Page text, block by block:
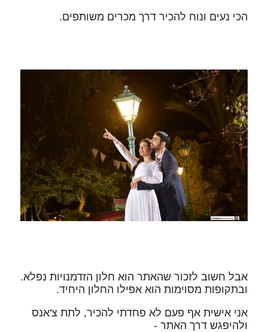
הכי נעים ונוח להכיר דרך מכרים משותפים.
אבל חשוב לזכור שהאתר הוא חלון הזדמנויות נפלא.
ובתקופות מסוימות הוא אפילו החלון היחיד.
אני אישית אף פעם לא פחדתי להכיר, לתת צ'אנס
ולהיפגש דרך האתר -